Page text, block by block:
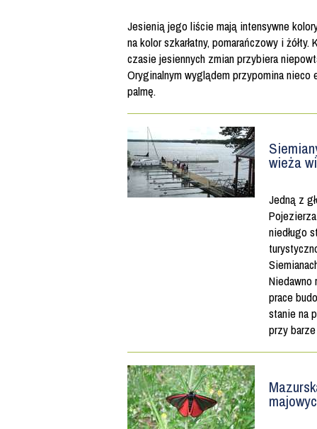
Jesienią jego liście mają intensywne
na kolor szkarłatny, pomarańczowy i żółty.
czasie jesiennych zmian przybiera
Oryginalnym wyglądem przypomina nieco
palmę.
wieża
Jedną z
niedługo
Niedawno
prace
stanie na
przy